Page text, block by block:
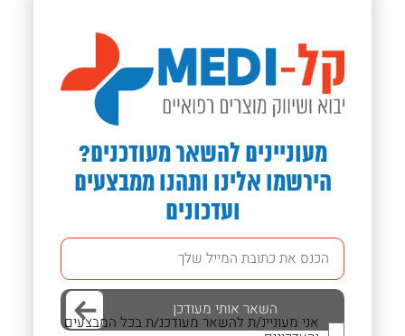
מעוניינים להשאר מעודכנים?
הירשמו אלינו ותהנו ממבצעים
ועדכונים
אני מעוניינ/ת להשאר מעודכנ/ת בכל המבצעים